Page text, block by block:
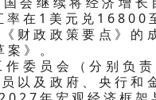
率在1美元兑
财政政策要点》
》。
委员会（分别负
以及政府、央行